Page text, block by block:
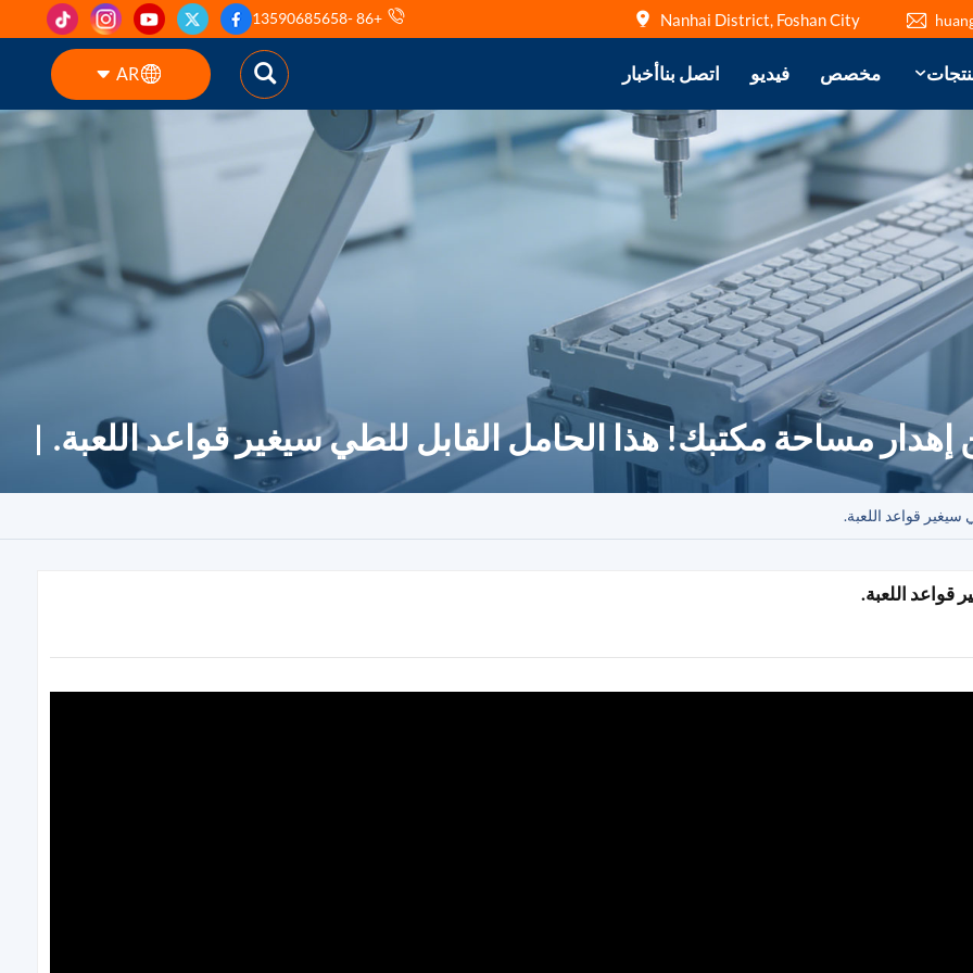
Nanhai District, Foshan City
+86 -13590685658
مخصص فيديو اتصل بناأخبار AR
AR
DE
مساحة مكتبك! هذا الحامل القابل للطي سيغير قواعد اللعبة.
قواعد اللعبة.
قواعد اللعبة.